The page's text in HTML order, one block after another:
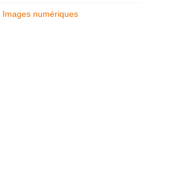
Images numériques